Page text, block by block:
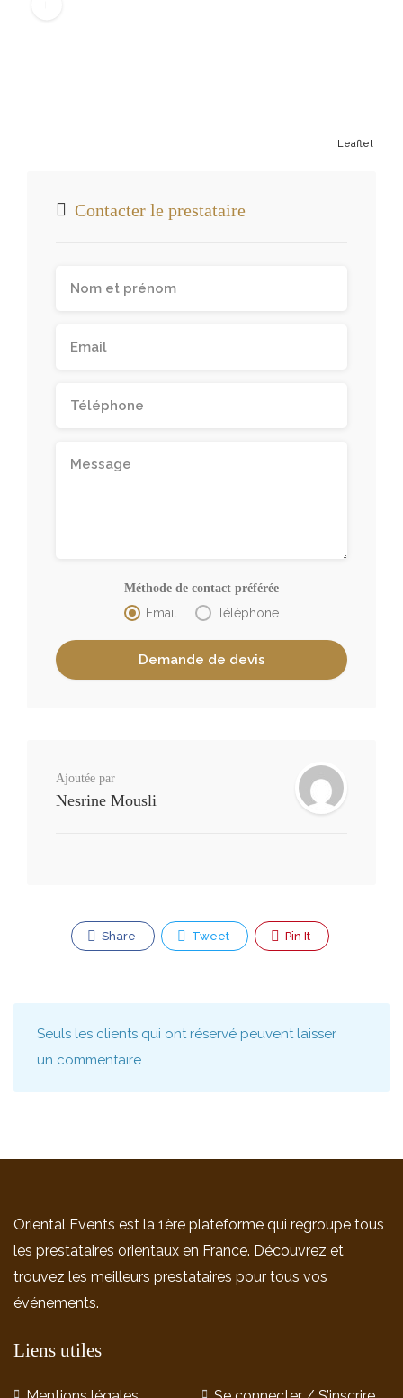
Leaflet
Contacter le prestataire
Méthode de contact préférée
Email Téléphone
Ajoutée par
Nesrine Mousli
Share Tweet Pin It
Seuls les clients qui ont réservé peuvent laisser
un commentaire.
Oriental Events est la 1ère plateforme qui regroupe tous
les prestataires orientaux en France. Découvrez et
trouvez les meilleurs prestataires pour tous vos
événements.
Liens utiles